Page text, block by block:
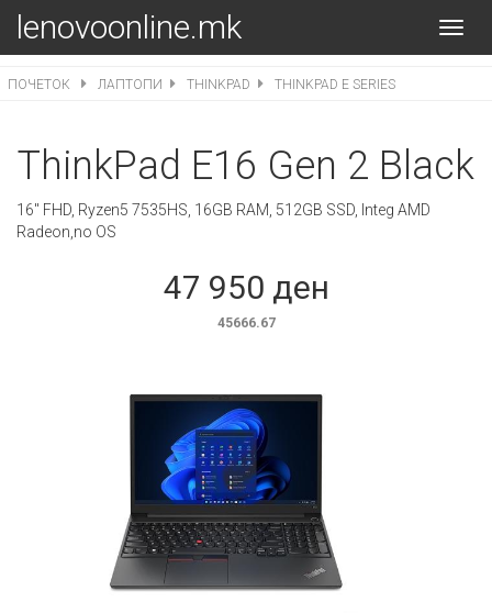
lenovoonline.mk
ПОЧЕТОК ЛАПТОПИ THINKPAD THINKPAD E SERIES
ThinkPad E16 Gen 2 Black
16" FHD, Ryzen5 7535HS, 16GB RAM, 512GB SSD, Integ AMD
Radeon,no OS
47 950 ден
45666.67